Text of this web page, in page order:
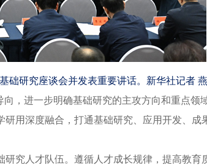
础研究座谈会并发表重要讲话。新华社记者
，进一步明确基础研究的主攻方向和重点领
用深度融合，打通基础研究、应用开发、成
究人才队伍。遵循人才成长规律，提高教育